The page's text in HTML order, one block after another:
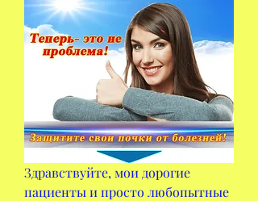
Здравствуйте, мои дорогие
пациенты и просто любопытные